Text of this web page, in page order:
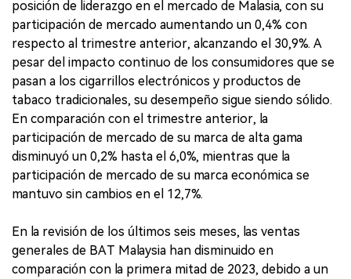
posición de liderazgo en el mercado de Malasia, con su
participación de mercado aumentando un 0,4% con
respecto al trimestre anterior, alcanzando el 30,9%. A
pesar del impacto continuo de los consumidores que se
pasan a los cigarrillos electrónicos y productos de
tabaco tradicionales, su desempeño sigue siendo sólido.
En comparación con el trimestre anterior, la
participación de mercado de su marca de alta gama
disminuyó un 0,2% hasta el 6,0%, mientras que la
participación de mercado de su marca económica se
mantuvo sin cambios en el 12,7%.
En la revisión de los últimos seis meses, las ventas
generales de BAT Malaysia han disminuido en
comparación con la primera mitad de 2023, debido a un